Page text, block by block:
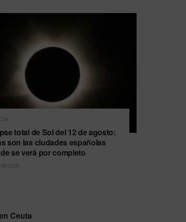
total de Sol del 12 de agosto:
son las ciudades españolas
se verá por completo
2026
Ceuta